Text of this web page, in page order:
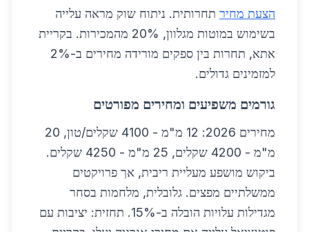
הצעת מחיר תחרותית. ניתוח שוק מראה עלייה
בשימוש במוטות מגלוון, 20% מהמכירות. בקריית
אתא, תחרות בין ספקים מורידה מחירים ב-2%
למזמינים גדולים.
גורמים משפיעים ומחירים מפורטים
מחירים 2026: 12 מ"מ - 4100 שקלים/טון, 20
מ"מ - 4200 שקלים, 25 מ"מ - 4250 שקלים.
ביקוש מושפע מעליית ריבית, אך פרויקטים
ממשלתיים מפצים. גלובלית, מלחמות בסחר
מגדילות עלויות הובלה ב-15%. תחזית: יציבות עם